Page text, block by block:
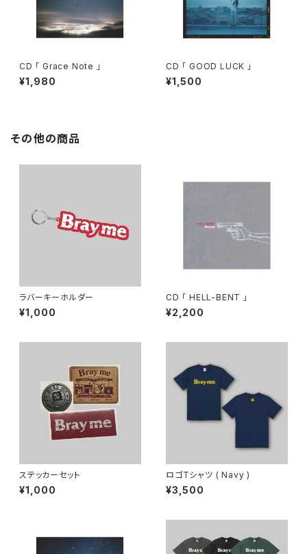
CD 「 Grace Note 」
¥1,980
CD 「 GOOD LUCK 」
¥1,500
その他の商品
ラバーキーホルダー
¥1,000
CD 「 HELL-BENT 」
¥2,200
ステッカーセット
¥1,000
ロゴTシャツ ( Navy )
¥3,500